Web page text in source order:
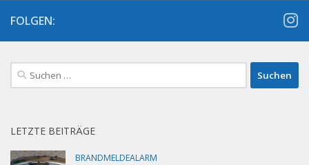
FOLGEN:
Suchen
nach:
LETZTE BEITRÄGE
BRANDMELDEALARM